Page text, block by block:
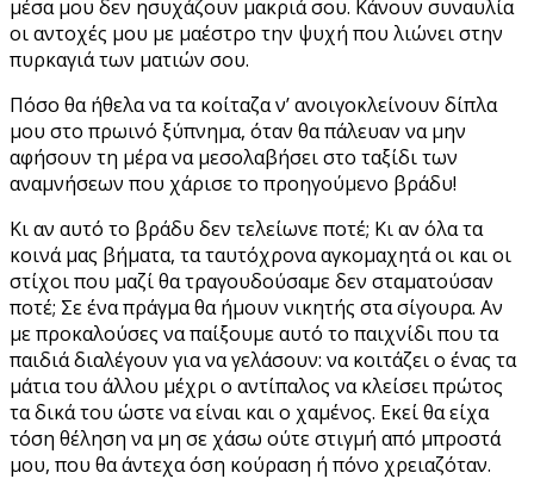
μέσα μου δεν ησυχάζουν μακριά σου. Κάνουν συναυλία
οι αντοχές μου με μαέστρο την ψυχή που λιώνει στην
πυρκαγιά των ματιών σου.
Πόσο θα ήθελα να τα κοίταζα ν’ ανοιγοκλείνουν δίπλα
μου στο πρωινό ξύπνημα, όταν θα πάλευαν να μην
αφήσουν τη μέρα να μεσολαβήσει στο ταξίδι των
αναμνήσεων που χάρισε το προηγούμενο βράδυ!
Κι αν αυτό το βράδυ δεν τελείωνε ποτέ; Κι αν όλα τα
κοινά μας βήματα, τα ταυτόχρονα αγκομαχητά οι και οι
στίχοι που μαζί θα τραγουδούσαμε δεν σταματούσαν
ποτέ; Σε ένα πράγμα θα ήμουν νικητής στα σίγουρα. Αν
με προκαλούσες να παίξουμε αυτό το παιχνίδι που τα
παιδιά διαλέγουν για να γελάσουν: να κοιτάζει ο ένας τα
μάτια του άλλου μέχρι ο αντίπαλος να κλείσει πρώτος
τα δικά του ώστε να είναι και ο χαμένος. Εκεί θα είχα
τόση θέληση να μη σε χάσω ούτε στιγμή από μπροστά
μου, που θα άντεχα όση κούραση ή πόνο χρειαζόταν.